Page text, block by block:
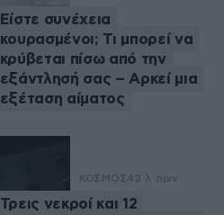
Είστε συνέχεια
κουρασμένοι; Τι μπορεί να
κρύβεται πίσω από την
εξάντλησή σας – Αρκεί μια
εξέταση αίματος
ΚΟΣΜΟΣ42 λ. πριν
Τρεις νεκροί και 12